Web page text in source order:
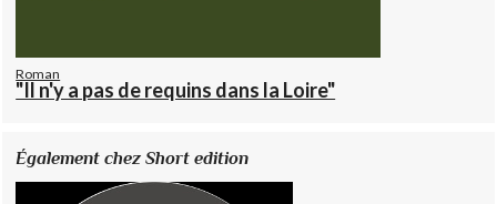
Roman
"Il n'y a pas de requins dans la Loire"
Également chez Short edition